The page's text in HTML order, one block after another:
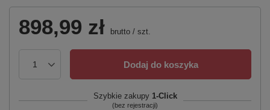
898,99 zł brutto / szt.
Dodaj do koszyka
Szybkie zakupy 1-Click
(bez rejestracji)